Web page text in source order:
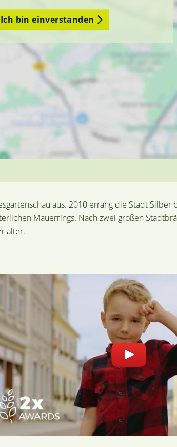
Ich bin einverstanden
aus. 2010 errang die Stadt
Mauerrings. Nach zwei großen
älter.